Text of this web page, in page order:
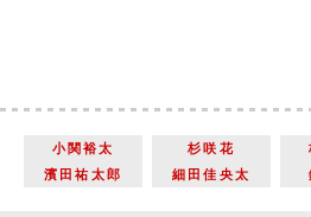
小関裕太 杉咲花
濱田祐太郎
細田佳央太